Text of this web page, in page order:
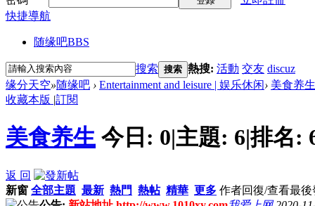
快捷導航
随缘吧BBS
搜索 搜索 熱搜: 活動 交友 discuz
缘分天空»随缘吧 › Entertainment and leisure | 娱乐休闲› 美食养生
收藏本版 |訂閱
美食养生 今日: 0|主題: 6|排名:
返 回
新窗 全部主題 最新 熱門 熱帖 精華 更多 作者回復/查看最後